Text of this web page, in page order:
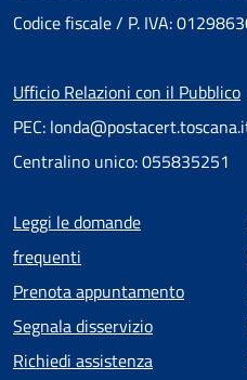
Codice fiscale / P. IVA:
Ufficio Relazioni con il Pubblico
PEC:
Centralino unico: 055835251
Menu piè di
Leggi le domande
frequenti
Prenota appuntamento
Segnala disservizio
Richiedi assistenza